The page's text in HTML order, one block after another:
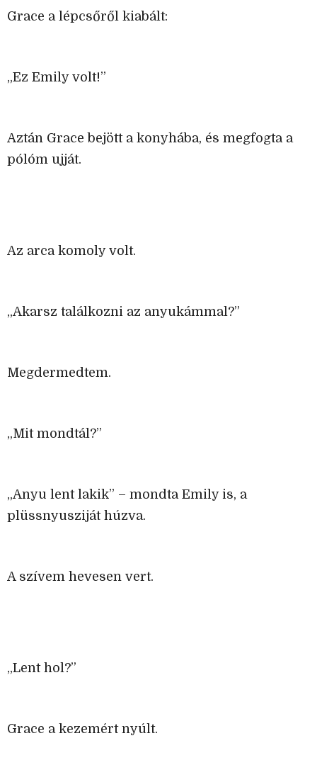
Grace a lépcsőről kiabált:
„Ez Emily volt!”
Aztán Grace bejött a konyhába, és megfogta a
pólóm ujját.
Az arca komoly volt.
„Akarsz találkozni az anyukámmal?”
Megdermedtem.
„Mit mondtál?”
„Anyu lent lakik” – mondta Emily is, a
plüssnyusziját húzva.
A szívem hevesen vert.
„Lent hol?”
Grace a kezemért nyúlt.